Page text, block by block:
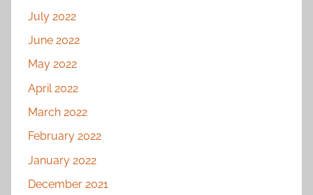
July 2022
June 2022
May 2022
April 2022
March 2022
February 2022
January 2022
December 2021